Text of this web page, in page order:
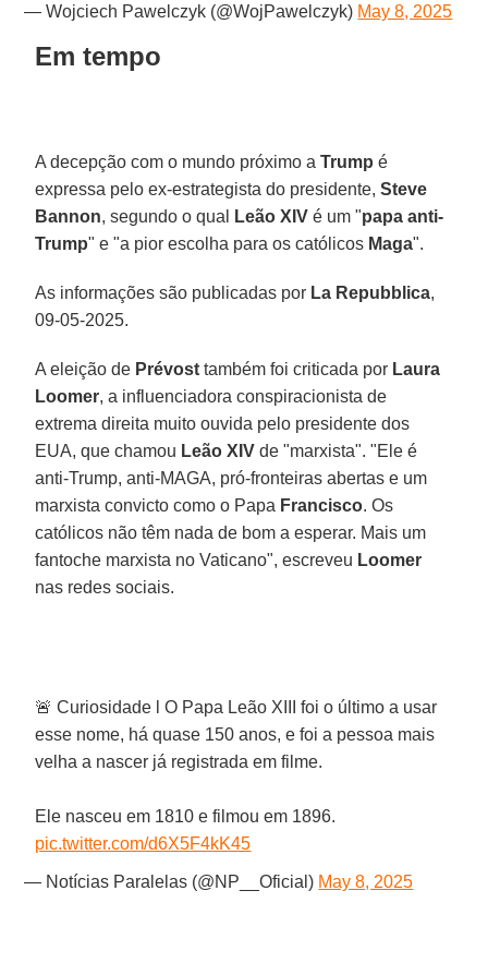
— Wojciech Pawelczyk (@WojPawelczyk) May 8, 2025
Em tempo
A decepção com o mundo próximo aTrump é
expressa pelo ex-estrategista do presidente,Steve
Bannon, segundo o qual Leão XIV é um "papa anti-
Trump" e "a pior escolha para os católicos Maga".
As informações são publicadas por La Repubblica,
09-05-2025.
A eleição de Prévost também foi criticada por Laura
Loomer, a influenciadora conspiracionista de
extrema direita muito ouvida pelo presidente dos
EUA, que chamou Leão XIV de "marxista". "Ele é
anti-Trump, anti-MAGA, pró-fronteiras abertas e um
marxista convicto como o Papa Francisco. Os
católicos não têm nada de bom a esperar. Mais um
fantoche marxista no Vaticano", escreveu Loomer
nas redes sociais.
🚨 Curiosidade l O Papa Leão XIII foi o último a usar
esse nome, há quase 150 anos, e foi a pessoa mais
velha a nascer já registrada em filme.
Ele nasceu em 1810 e filmou em 1896.
pic.twitter.com/d6X5F4kK45
— Notícias Paralelas (@NP__Oficial) May 8, 2025